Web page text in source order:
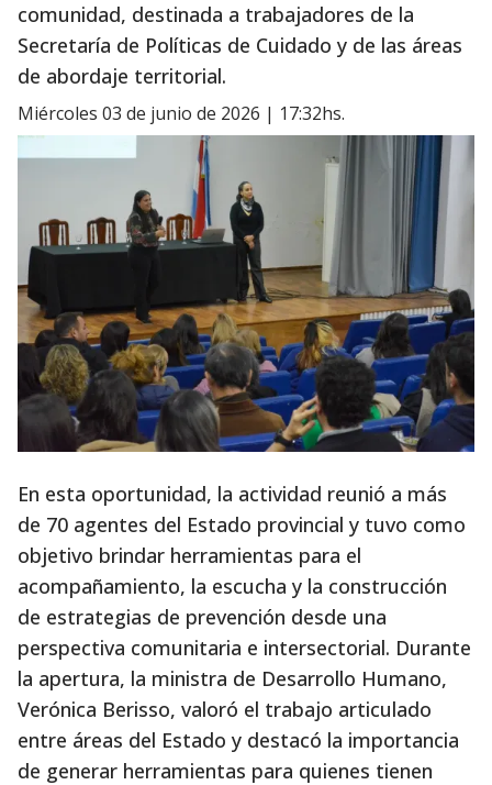
comunidad, destinada a trabajadores de la
Secretaría de Políticas de Cuidado y de las áreas
de abordaje territorial.
miércoles 03 de junio de 2026 | 17:32hs.
En esta oportunidad, la actividad reunió a más
de 70 agentes del Estado provincial y tuvo como
objetivo brindar herramientas para el
acompañamiento, la escucha y la construcción
de estrategias de prevención desde una
perspectiva comunitaria e intersectorial. Durante
la apertura, la ministra de Desarrollo Humano,
Verónica Berisso, valoró el trabajo articulado
entre áreas del Estado y destacó la importancia
de generar herramientas para quienes tienen